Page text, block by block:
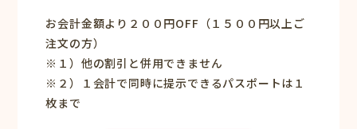
お会計金額より２００円OFF（１５００円以上ご
注文の方）
※１）他の割引と併用できません
※２）１会計で同時に提示できるパスポートは１
枚まで